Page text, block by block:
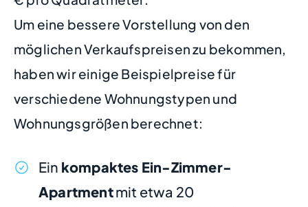
Um eine bessere Vorstellung von den
möglichen Verkaufspreisen zu bekommen,
haben wir einige Beispielpreise für
verschiedene Wohnungstypen und
Wohnungsgrößen berechnet:
Ein kompaktes Ein-Zimmer-
Apartmentmit etwa 20